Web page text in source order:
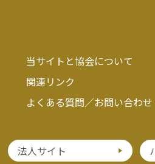
当サイトと協会について
関連リンク
よくある質問／お問い合わせ
法人サイト